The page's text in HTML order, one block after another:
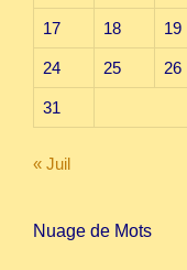
17 18 19
24 25 26
31
« Juil
Nuage de Mots